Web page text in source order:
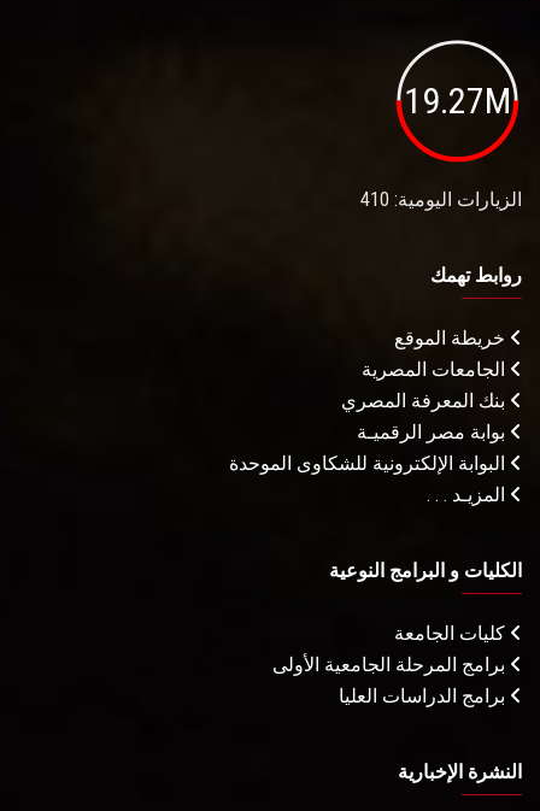
19.27M
الزيارات اليومية: 410
روابط تهمك
خريطة الموقع
الجامعات المصرية
بنك المعرفة المصري
بوابة مصر الرقميـة
البوابة الإلكترونية للشكاوى الموحدة
المزيـد . . .
الكليات و البرامج النوعية
كليات الجامعة
برامج المرحلة الجامعية الأولى
برامج الدراسات العليا
النشرة الإخبارية